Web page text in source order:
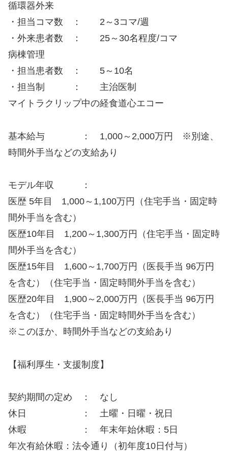
循環器外来
・担当コマ数 ： 2～3コマ/週
・外来患者数 ： 25～30名程度/コマ
病棟管理
・担当患者数 ： 5～10名
・担当制 ： 主治医制
マイトラクリップ中の経食道心エコー
基本給与 ： 1,000～2,000万円 ※別途、
時間外手当などの支給あり
モデル年収 ：
医歴 5年目 1,000～1,100万円（住宅手当・固定時
間外手当を含む）
医歴10年目 1,200～1,300万円（住宅手当・固定時
間外手当を含む）
医歴15年目 1,600～1,700万円（医長手当 96万円
を含む）（住宅手当・固定時間外手当を含む）
医歴20年目 1,900～2,000万円（医長手当 96万円
を含む）（住宅手当・固定時間外手当を含む）
※このほか、時間外手当などの支給あり
【福利厚生・支援制度】
契約期間の定め ： なし
休日 ： 土曜・日曜・祝日
休暇 ： 年末年始休暇：5日
年次有給休暇：法令通り（初年度10日付与）